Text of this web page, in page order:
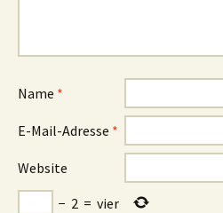
Name *
E-Mail-Adresse *
Website
− 2 = vier